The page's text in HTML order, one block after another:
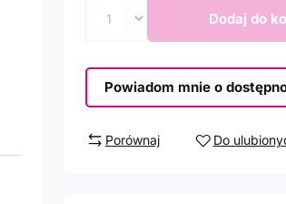
Dodaj do
Powiadom mnie o
Porównaj Do